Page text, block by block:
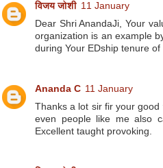
विजय जोशी 11 January
Dear Shri AnandaJi, Your
organization is an example
during Your EDship tenure
Ananda C 11 January
Thanks a lot sir fir your good
even people like me also
Excellent taught provoking.